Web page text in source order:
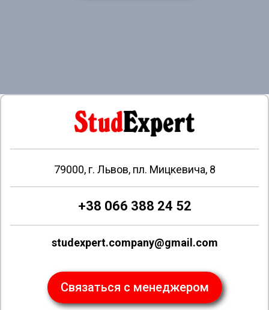
79000, г. Львов, пл. Мицкевича, 8
+38 066 388 24 52
studexpert.company@gmail.com
Связаться с менеджером